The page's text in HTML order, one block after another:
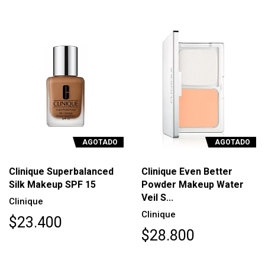
AGOTADO
Clinique Superbalanced
Silk Makeup SPF 15
Clinique
$23.400
AGOTADO
Clinique Even Better
Powder Makeup Water
Veil S...
Clinique
$28.800